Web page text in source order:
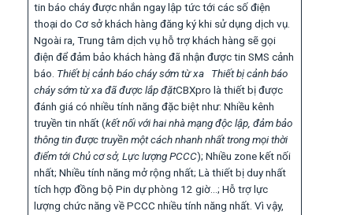
tin báo cháy được nhắn ngay lập tức tới các số điện
thoại do Cơ sở khách hàng đăng ký khi sử dụng dịch vụ.
Ngoài ra, Trung tâm dịch vụ hỗ trợ khách hàng sẽ gọi
điện để đảm bảo khách hàng đã nhận được tin SMS cảnh
báo. Thiết bị cảnh báo cháy sớm từ xa
Thiết bị cảnh báo
cháy sớm từ xa đã được lắp đặtCBXpro là thiết bị được
đánh giá có nhiều tính năng đặc biệt như: Nhiều kênh
truyền tin nhất (kết nối với hai nhà mạng độc lập, đảm bảo
thông tin được truyền một cách nhanh nhất trong mọi thời
điểm tới Chủ cơ sở, Lực lượng PCCC); Nhiều zone kết nối
nhất; Nhiều tính năng mở rộng nhất; Là thiết bị duy nhất
tích hợp đồng bộ Pin dự phòng 12 giờ…; Hỗ trợ lực
lượng chức năng về PCCC nhiều tính năng nhất. Vì vậy,